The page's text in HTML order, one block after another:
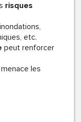
risques
etc.
peut renforcer
les